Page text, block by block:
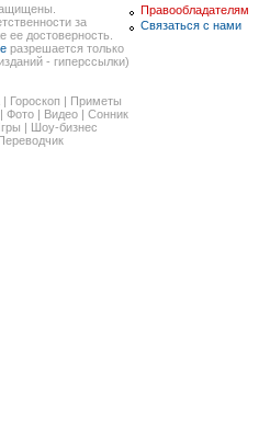
за
достоверность.
разрешается только
- гиперссылки)
| Гороскоп | Приметы
| Фото | Видео | Сонник
| Шоу-бизнес
Правообладателям
Связаться с нами